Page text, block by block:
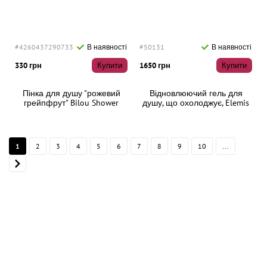
#4260437290733 В наявності
330 грн Купити
Пінка для душу "рожевий
грейпфрут" Bilou Shower
#50131 В наявності
1650 грн Купити
Відновлюючий гель для
душу, що охолоджує, Elemis
1 2 3 4 5 6 7 8 9 10 ...